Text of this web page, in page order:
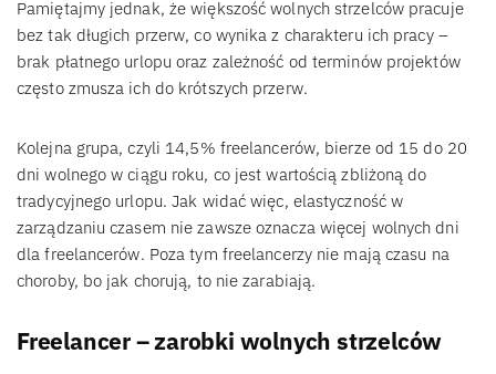
Pamiętajmy jednak, że większość wolnych strzelców pracuje
bez tak długich przerw, co wynika z charakteru ich pracy –
brak płatnego urlopu oraz zależność od terminów projektów
często zmusza ich do krótszych przerw.
Kolejna grupa, czyli 14,5% freelancerów, bierze od 15 do 20
dni wolnego w ciągu roku, co jest wartością zbliżoną do
tradycyjnego urlopu. Jak widać więc, elastyczność w
zarządzaniu czasem nie zawsze oznacza więcej wolnych dni
dla freelancerów. Poza tym freelancerzy nie mają czasu na
choroby, bo jak chorują, to nie zarabiają.
Freelancer – zarobki wolnych strzelców